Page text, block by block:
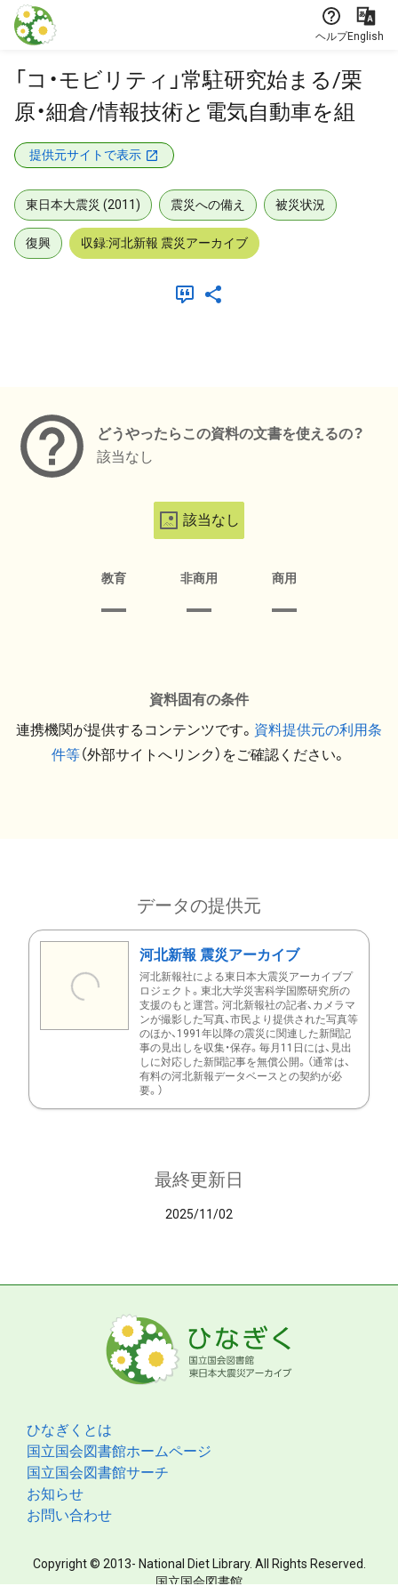
本文に飛ぶ
ヘルプEnglish
「コ・モビリティ」常駐研究始まる/栗
原・細倉/情報技術と電気自動車を組
提供元サイトで表示
東日本大震災 (2011) 震災への備え 被災状況
復興 収録:河北新報 震災アーカイブ
どうやったらこの資料の文書を使えるの？
該当なし
該当なし
教育 非商用 商用
資料固有の条件
連携機関が提供するコンテンツです。 資料提供元の利用条
件等（外部サイトへリンク）をご確認ください。
データの提供元
河北新報 震災アーカイブ
河北新報社による東日本大震災アーカイブプ
ロジェクト。東北大学災害科学国際研究所の
支援のもと運営。河北新報社の記者、カメラマ
ンが撮影した写真、市民より提供された写真等
のほか、1991年以降の震災に関連した新聞記
事の見出しを収集・保存。毎月11日には、見出
しに対応した新聞記事を無償公開。（通常は、
有料の河北新報データベースとの契約が必
要。）
最終更新日
2025/11/02
ひなぎくとは
国立国会図書館ホームページ
国立国会図書館サーチ
お知らせ
お問い合わせ
Copyright © 2013- National Diet Library. All Rights Reserved.